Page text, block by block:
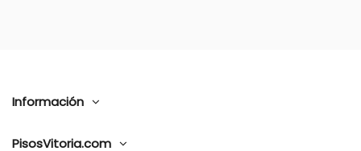
Información
PisosVitoria.com